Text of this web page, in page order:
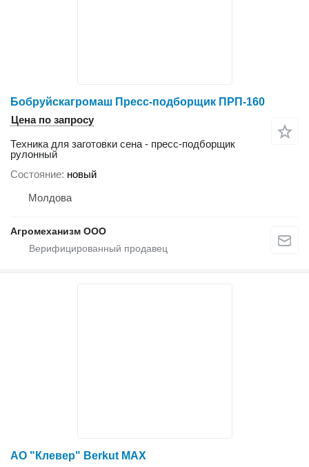
Бобруйскагромаш Пресс-подборщик ПРП-160
Цена по запросу
Техника для заготовки сена - пресс-подборщик
рулонный
Состояние новый
Молдова
Агромеханизм ООО
АО "Клевер" Berkut MAX